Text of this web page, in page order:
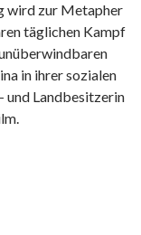
wird zur Metapher
täglichen Kampf
in ihrer sozialen
und Landbesitzerin